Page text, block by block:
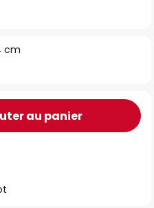
cm
au panier